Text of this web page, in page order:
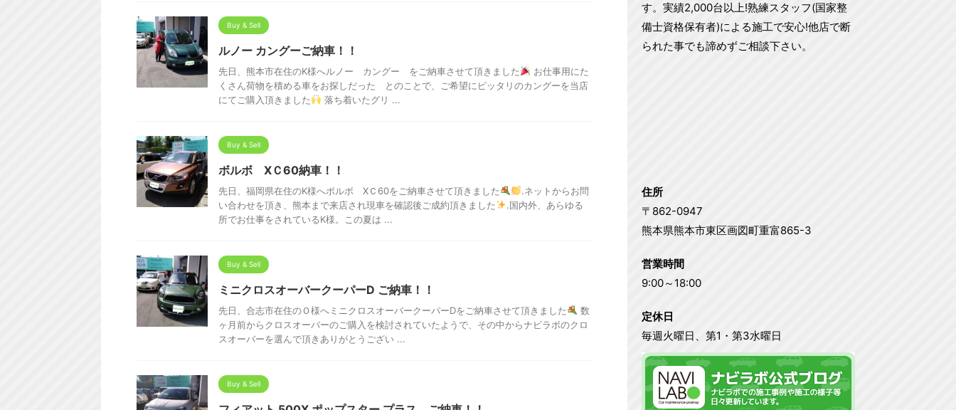
Buy & Sell
ルノー カングーご納車！！
先日、熊本市在住のK様へルノー カングー をご納車させて頂きました
お仕事用にた
くさん荷物を積める車をお探しだった とのことで、ご希望にピッタリのカングーを当店
にてご購入頂きました
落ち着いたグリ ...
Buy & Sell
ボルボ XＣ60納車！！
先日、福岡県在住のK様へボルボ XＣ60をご納車させて頂きました
.ネットからお問
い合わせを頂き、熊本まで来店され現車を確認後ご成約頂きました
.国内外、あらゆる
所でお仕事をされているK様。この夏は ...
Buy & Sell
ミニクロスオーバークーパーD ご納車！！
先日、合志市在住のＯ様へミニクロスオーバークーパーDをご納車させて頂きました
数
ヶ月前からクロスオーバーのご購入を検討されていたようで、その中からナビラボのクロ
スオーバーを選んで頂きありがとうござい ...
Buy & Sell
す。実績2,000台以上!熟練スタッフ(国家整
備士資格保有者)による施工で安心!他店で断
られた事でも諦めずご相談下さい。
住所
〒862-0947
熊本県熊本市東区画図町重富865-3
営業時間
9:00～18:00
定休日
毎週火曜日、第1・第3水曜日